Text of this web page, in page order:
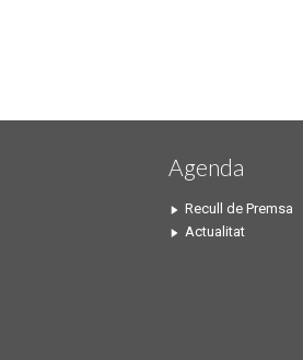
Agenda
Recull de Premsa
Actualitat